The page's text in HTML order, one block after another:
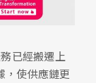
已經搬遷上
，使供應鏈更